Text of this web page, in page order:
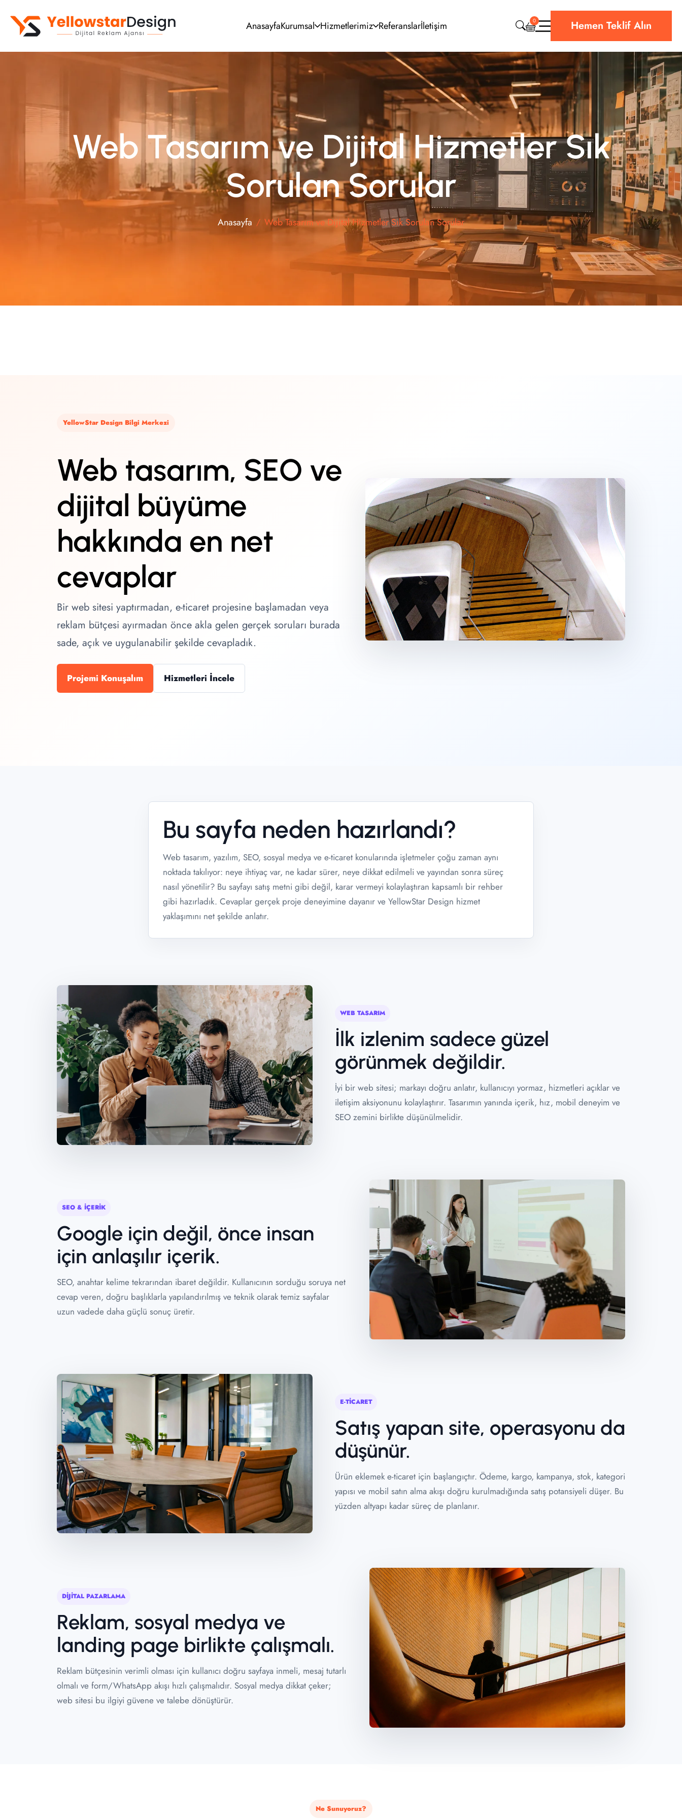
AnasayfaKurumsal Hizmetlerimiz
E-Ticaret Sitesi
Mobil Uygulama
Kurumsal Kimlik
Grafik Tasarım
Video Prodüksiyon
SEO Optimizasyonu
Google & Meta Ads
Sosyal Medya
E-posta Pazarlama
CRM & ERP Yazılım
Web Sitesi Teknik Destek
Bulut & Hosting
Siber Güvenlik
Referanslarİletişim 0 Hemen Teklif Alın
Web Tasarım ve Dijital Hizmetler Sık
Sorulan Sorular
Anasayfa Web Tasarım ve Dijital Hizmetler Sık Sorulan Sorular
YellowStar Design Bilgi Merkezi
Web tasarım, SEO ve
dijital büyüme
hakkında en net
cevaplar
Bir web sitesi yaptırmadan, e-ticaret projesine başlamadan veya
reklam bütçesi ayırmadan önce akla gelen gerçek soruları burada
sade, açık ve uygulanabilir şekilde cevapladık.
Projemi Konuşalım Hizmetleri İncele
Bu sayfa neden hazırlandı?
Web tasarım, yazılım, SEO, sosyal medya ve e-ticaret konularında işletmeler çoğu zaman aynı
noktada takılıyor: neye ihtiyaç var, ne kadar sürer, neye dikkat edilmeli ve yayından sonra süreç
nasıl yönetilir? Bu sayfayı satış metni gibi değil, karar vermeyi kolaylaştıran kapsamlı bir rehber
gibi hazırladık. Cevaplar gerçek proje deneyimine dayanır ve YellowStar Design hizmet
yaklaşımını net şekilde anlatır.
WEB TASARIM
İlk izlenim sadece güzel
görünmek değildir.
İyi bir web sitesi; markayı doğru anlatır, kullanıcıyı yormaz, hizmetleri açıklar ve
iletişim aksiyonunu kolaylaştırır. Tasarımın yanında içerik, hız, mobil deneyim ve
SEO zemini birlikte düşünülmelidir.
SEO & İÇERİK
Google için değil, önce insan
için anlaşılır içerik.
SEO, anahtar kelime tekrarından ibaret değildir. Kullanıcının sorduğu soruya net
cevap veren, doğru başlıklarla yapılandırılmış ve teknik olarak temiz sayfalar
uzun vadede daha güçlü sonuç üretir.
E-TİCARET
Satış yapan site, operasyonu da
düşünür.
Ürün eklemek e-ticaret için başlangıçtır. Ödeme, kargo, kampanya, stok, kategori
yapısı ve mobil satın alma akışı doğru kurulmadığında satış potansiyeli düşer. Bu
yüzden altyapı kadar süreç de planlanır.
DİJİTAL PAZARLAMA
Reklam, sosyal medya ve
landing page birlikte çalışmalı.
Reklam bütçesinin verimli olması için kullanıcı doğru sayfaya inmeli, mesaj tutarlı
olmalı ve form/WhatsApp akışı hızlı çalışmalıdır. Sosyal medya dikkat çeker;
web sitesi bu ilgiyi güvene ve talebe dönüştürür.
Ne Sunuyoruz?